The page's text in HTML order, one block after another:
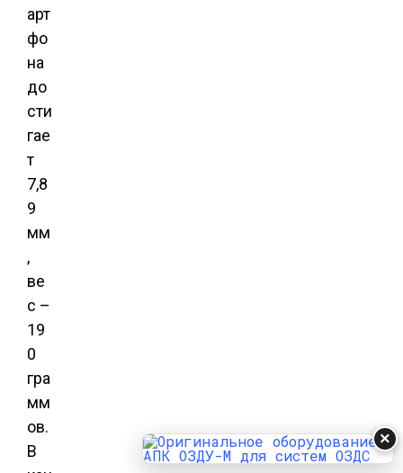
арт
фо
на
до
сти
гае
т
7,8
9
мм
,
ве
с –
19
0
гра
мм
ов.
В
×